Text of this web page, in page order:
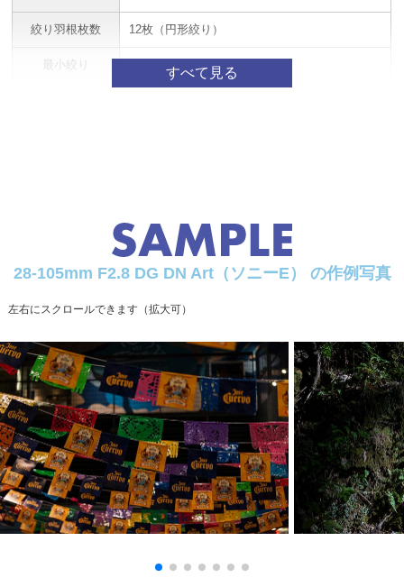
絞り羽根枚数 12枚（円形絞り）
最小絞り
φ87.8mm x 159.9mm
990g
28-105mm F2.8 DG DN Art（ソニーE） の作例写真
左右にスクロールできます（拡大可）